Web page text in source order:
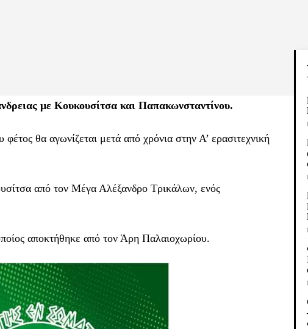
με Κουκουσίτσα και Παπακωνσταντίνου.
θα αγωνίζεται μετά από χρόνια στην Α’ ερασιτεχνική
από τον Μέγα Αλέξανδρο Τρικάλων, ενός
αποκτήθηκε από τον Άρη Παλαιοχωρίου.